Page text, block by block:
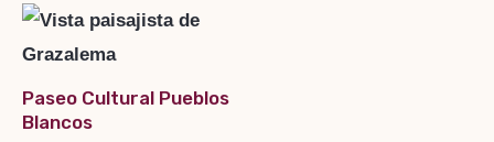
Paseo Cultural Pueblos
Blancos